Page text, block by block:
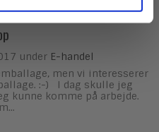
under E-handel
men vi interesserer
:-) I dag skulle jeg
kunne komme på arbejde.